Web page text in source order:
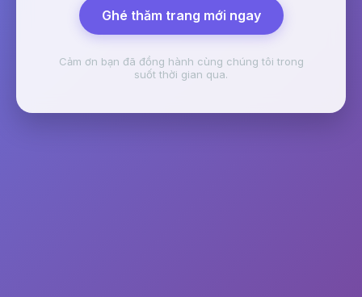
Ghé thăm trang mới ngay
Cảm ơn bạn đã đồng hành cùng chúng tôi trong
suốt thời gian qua.